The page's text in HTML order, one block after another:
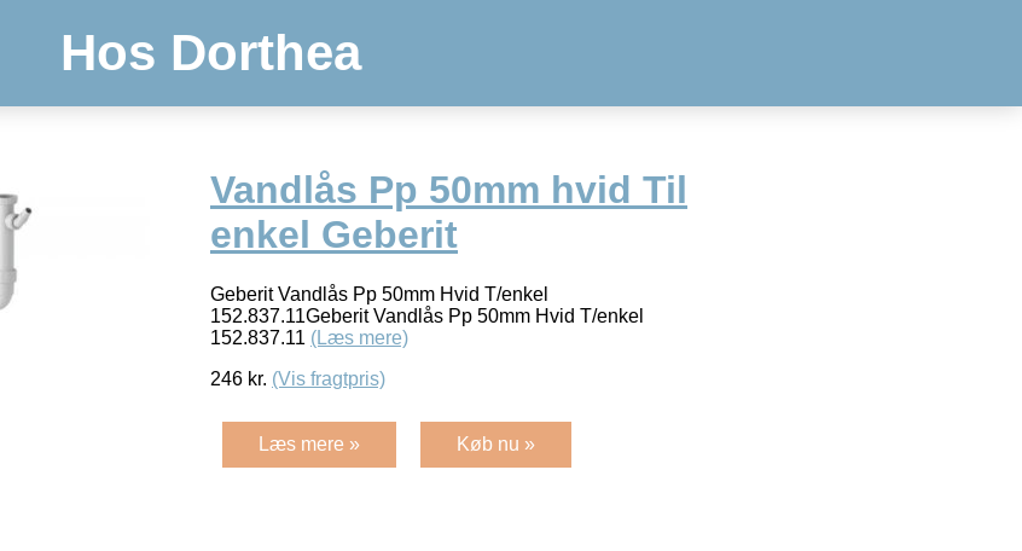
Hos Dorthea
Vandlås Pp 50mm hvid Til
enkel Geberit
Geberit Vandlås Pp 50mm Hvid T/enkel
152.837.11Geberit Vandlås Pp 50mm Hvid T/enkel
152.837.11 (Læs mere)
246 kr. (Vis fragtpris)
Læs mere » Køb nu »